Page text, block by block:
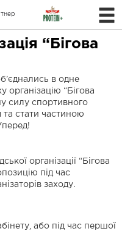
“Бігова
в одне
організацію “Бігова
силу спортивного
стати частиною
організації “Бігова
під час
заходу.
або під час першої